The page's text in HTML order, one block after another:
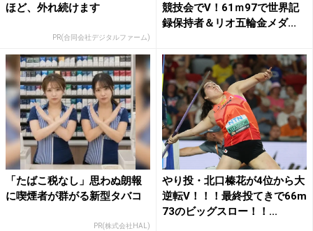
ほど、外れ続けます
PR(合同会社デジタルファーム)
競技会でV！61ｍ97で世界記
録保持者＆リオ五輪金メダ...
「たばこ税なし」思わぬ朗報
に喫煙者が群がる新型タバコ
PR(株式会社HAL)
やり投・北口榛花が4位から大
逆転V！！！最終投てきで66m
73のビッグスロー！！...